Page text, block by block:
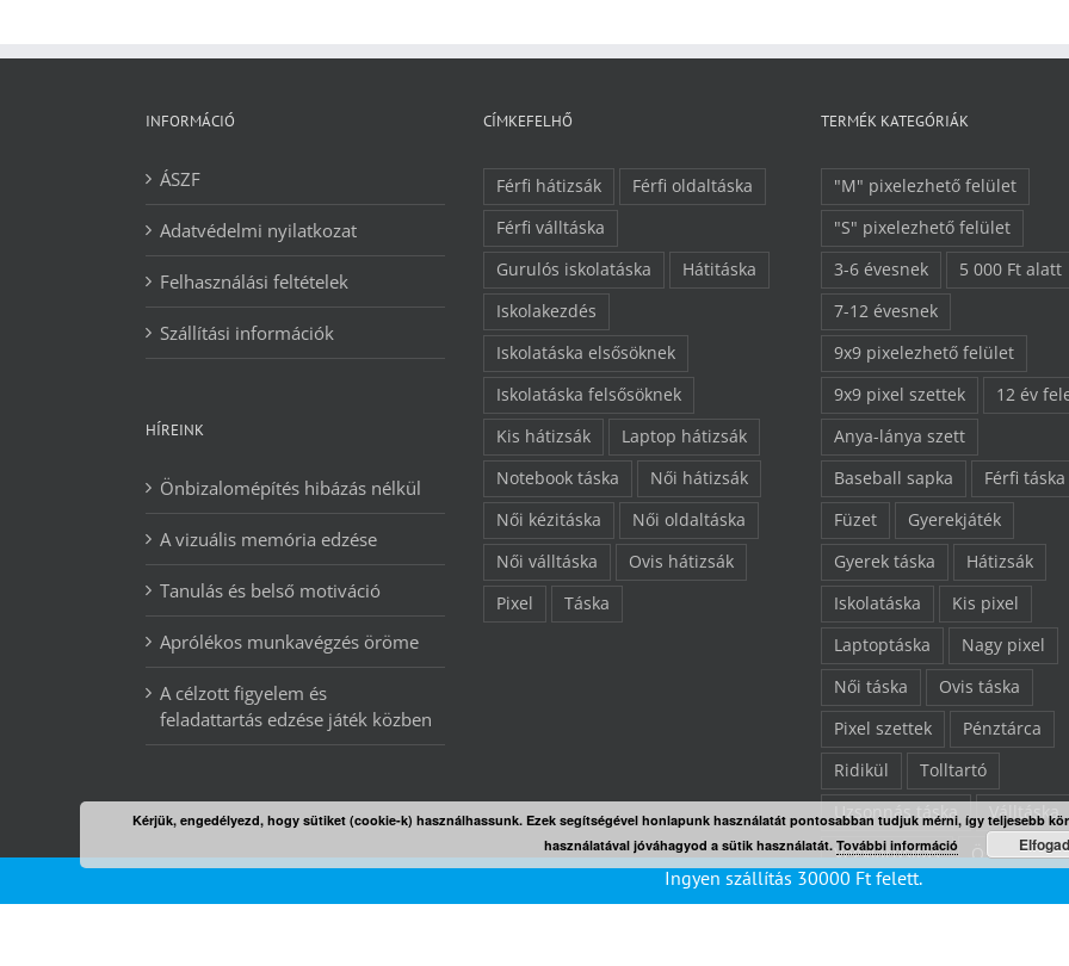
INFORMÁCIÓ
ÁSZF
Adatvédelmi nyilatkozat
Felhasználási feltételek
Szállítási információk
HÍREINK
Önbizalomépítés hibázás nélkül
A vizuális memória edzése
Tanulás és belső motiváció
Aprólékos munkavégzés öröme
A célzott figyelem és
feladattartás edzése játék közben
CÍMKEFELHŐ
Férfi hátizsák
Férfi oldaltáska
Férfi válltáska
Gurulós iskolatáska
Hátitáska
Iskolakezdés
Iskolatáska elsősöknek
Iskolatáska felsősöknek
Kis hátizsák
Laptop hátizsák
Notebook táska
Női hátizsák
Női kézitáska
Női oldaltáska
Női válltáska
Ovis hátizsák
Pixel
Táska
TERMÉK KATEGÓRIÁK
"M" pixelezhető felület
"S" pixelezhető felület
3-6 évesnek
5 000 Ft alatt
7-12 évesnek
9x9 pixelezhető felület
9x9 pixel szettek
12 év
Anya-lánya szett
Baseball sapka
Férfi táska
Füzet
Gyerekjáték
Gyerek táska
Hátizsák
Iskolatáska
Kis pixel
Laptoptáska
Nagy pixel
Női táska
Ovis táska
Pixel szettek
Pénztárca
Ridikül
Tolltartó
Uzsonnás táska
Válltáska
Végkiárusítás
Összes
Ingyen szállítás 30000 Ftfelett.
Kérjük, engedélyezd, hogy sütiket (cookie-k) használhassunk. Ezek segítségével honlapunk használatát pontosabban tudjuk mérni, így teljesebb
használatával jóváhagyod a sütik használatát. További információ Elfogad